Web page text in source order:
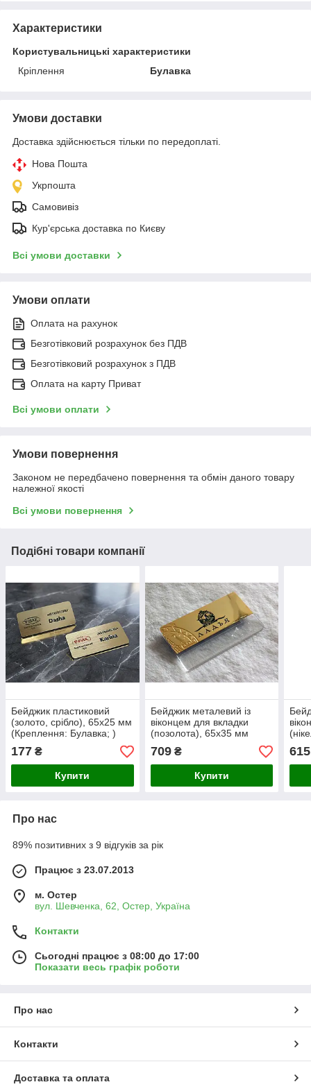
Характеристики
Користувальницькі характеристики
Кріплення
Булавка
Умови доставки
Доставка здійснюється тільки по передоплаті.
Нова Пошта
Укрпошта
Самовивіз
Кур'єрська доставка по Києву
Всі умови доставки
Умови оплати
Оплата на рахунок
Безготівковий розрахунок без ПДВ
Безготівковий розрахунок з ПДВ
Оплата на карту Приват
Всі умови оплати
Умови повернення
Законом не передбачено повернення та обмін даного товару
належної якості
Всі умови повернення
Подібні товари компанії
Бейджик пластиковий
(золото, срібло), 65х25 мм
(Креплення: Булавка; )
177 ₴
Купити
Бейджик металевий із
віконцем для вкладки
(позолота), 65х35 мм
(Креплення: Булавка; )
709₴
Купити
615
Про нас
89% позитивних з 9 відгуків за рік
Працює з 23.07.2013
м. Остер
вул. Шевченка, 62, Остер, Україна
Контакти
Сьогодні працює з 08:00 до 17:00
Показати весь графік роботи
Про нас
Контакти
Доставка та оплата